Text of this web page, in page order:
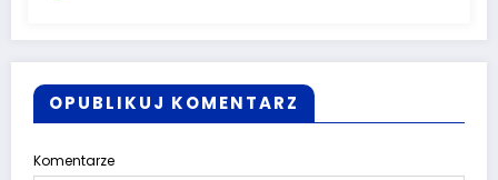
OPUBLIKUJ KOMENTARZ
Komentarze